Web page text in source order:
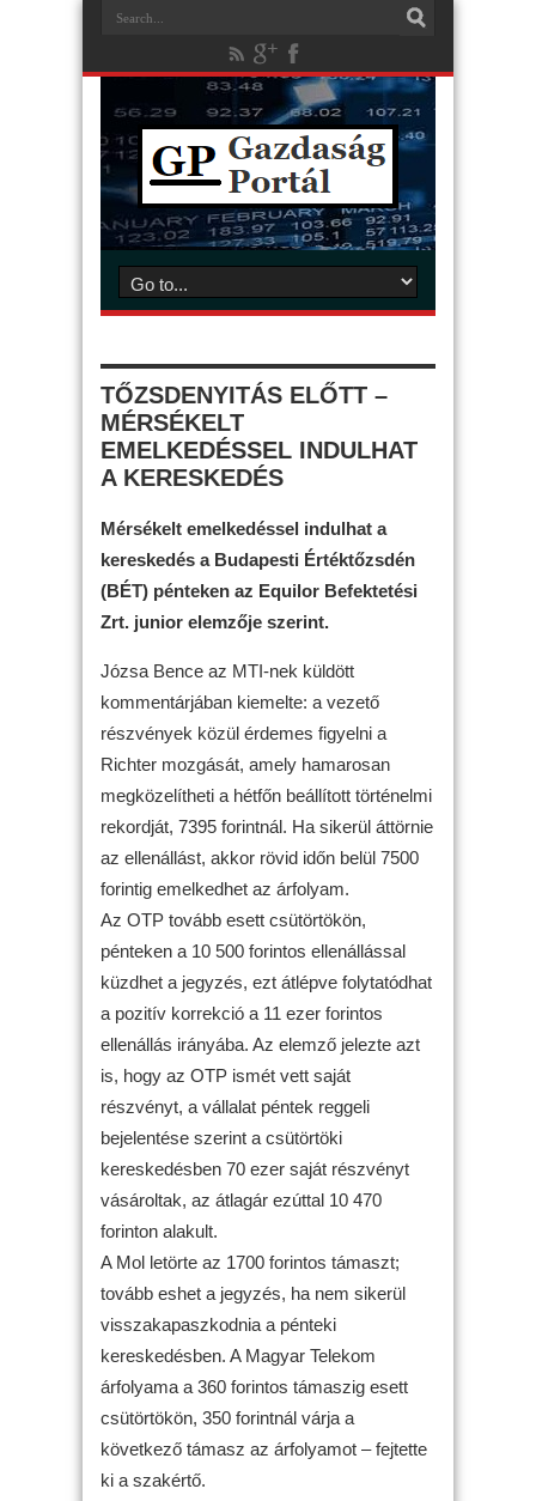
TŐZSDENYITÁS ELŐTT –
MÉRSÉKELT
EMELKEDÉSSEL INDULHAT
A KERESKEDÉS
Mérsékelt emelkedéssel indulhat a
kereskedés a Budapesti Értéktőzsdén
(BÉT) pénteken az Equilor Befektetési
Zrt. junior elemzője szerint.
Józsa Bence az MTI-nek küldött
kommentárjában kiemelte: a vezető
részvények közül érdemes figyelni a
Richter mozgását, amely hamarosan
megközelítheti a hétfőn beállított történelmi
rekordját, 7395 forintnál. Ha sikerül áttörnie
az ellenállást, akkor rövid időn belül 7500
forintig emelkedhet az árfolyam.
Az OTP tovább esett csütörtökön,
pénteken a 10 500 forintos ellenállással
küzdhet a jegyzés, ezt átlépve folytatódhat
a pozitív korrekció a 11 ezer forintos
ellenállás irányába. Az elemző jelezte azt
is, hogy az OTP ismét vett saját
részvényt, a vállalat péntek reggeli
bejelentése szerint a csütörtöki
kereskedésben 70 ezer saját részvényt
vásároltak, az átlagár ezúttal 10 470
forinton alakult.
A Mol letörte az 1700 forintos támaszt;
tovább eshet a jegyzés, ha nem sikerül
visszakapaszkodnia a pénteki
kereskedésben. A Magyar Telekom
árfolyama a 360 forintos támaszig esett
csütörtökön, 350 forintnál várja a
következő támasz az árfolyamot – fejtette
ki a szakértő.